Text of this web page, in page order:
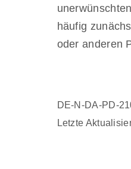
häufig
oder anderen
DE-N-DA-PD-
Letzte